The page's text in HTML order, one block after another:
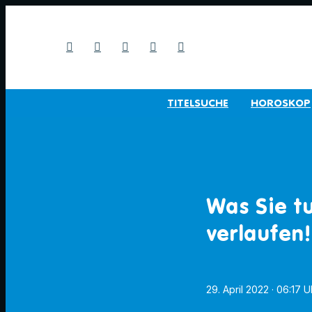
TITELSUCHE HOROSKOP
Was Sie
verlaufen!
29. April 2022 · 06:17